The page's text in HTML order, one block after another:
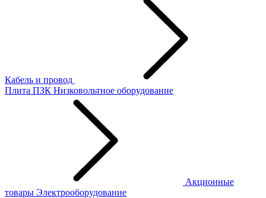
Кабель и провод
Плита ПЗК Низковольтное оборудование
Акционные
товары Электрооборудование